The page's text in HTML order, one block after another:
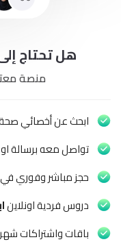
أونلاين
باقات
وطلاب
المدارس
هل تحتاج
منصة
ابحث عن أخصائي
تواصل معه برسالة
حجز مباشر وفوري
دروس فردية اونلاين
باقات واشتراكات